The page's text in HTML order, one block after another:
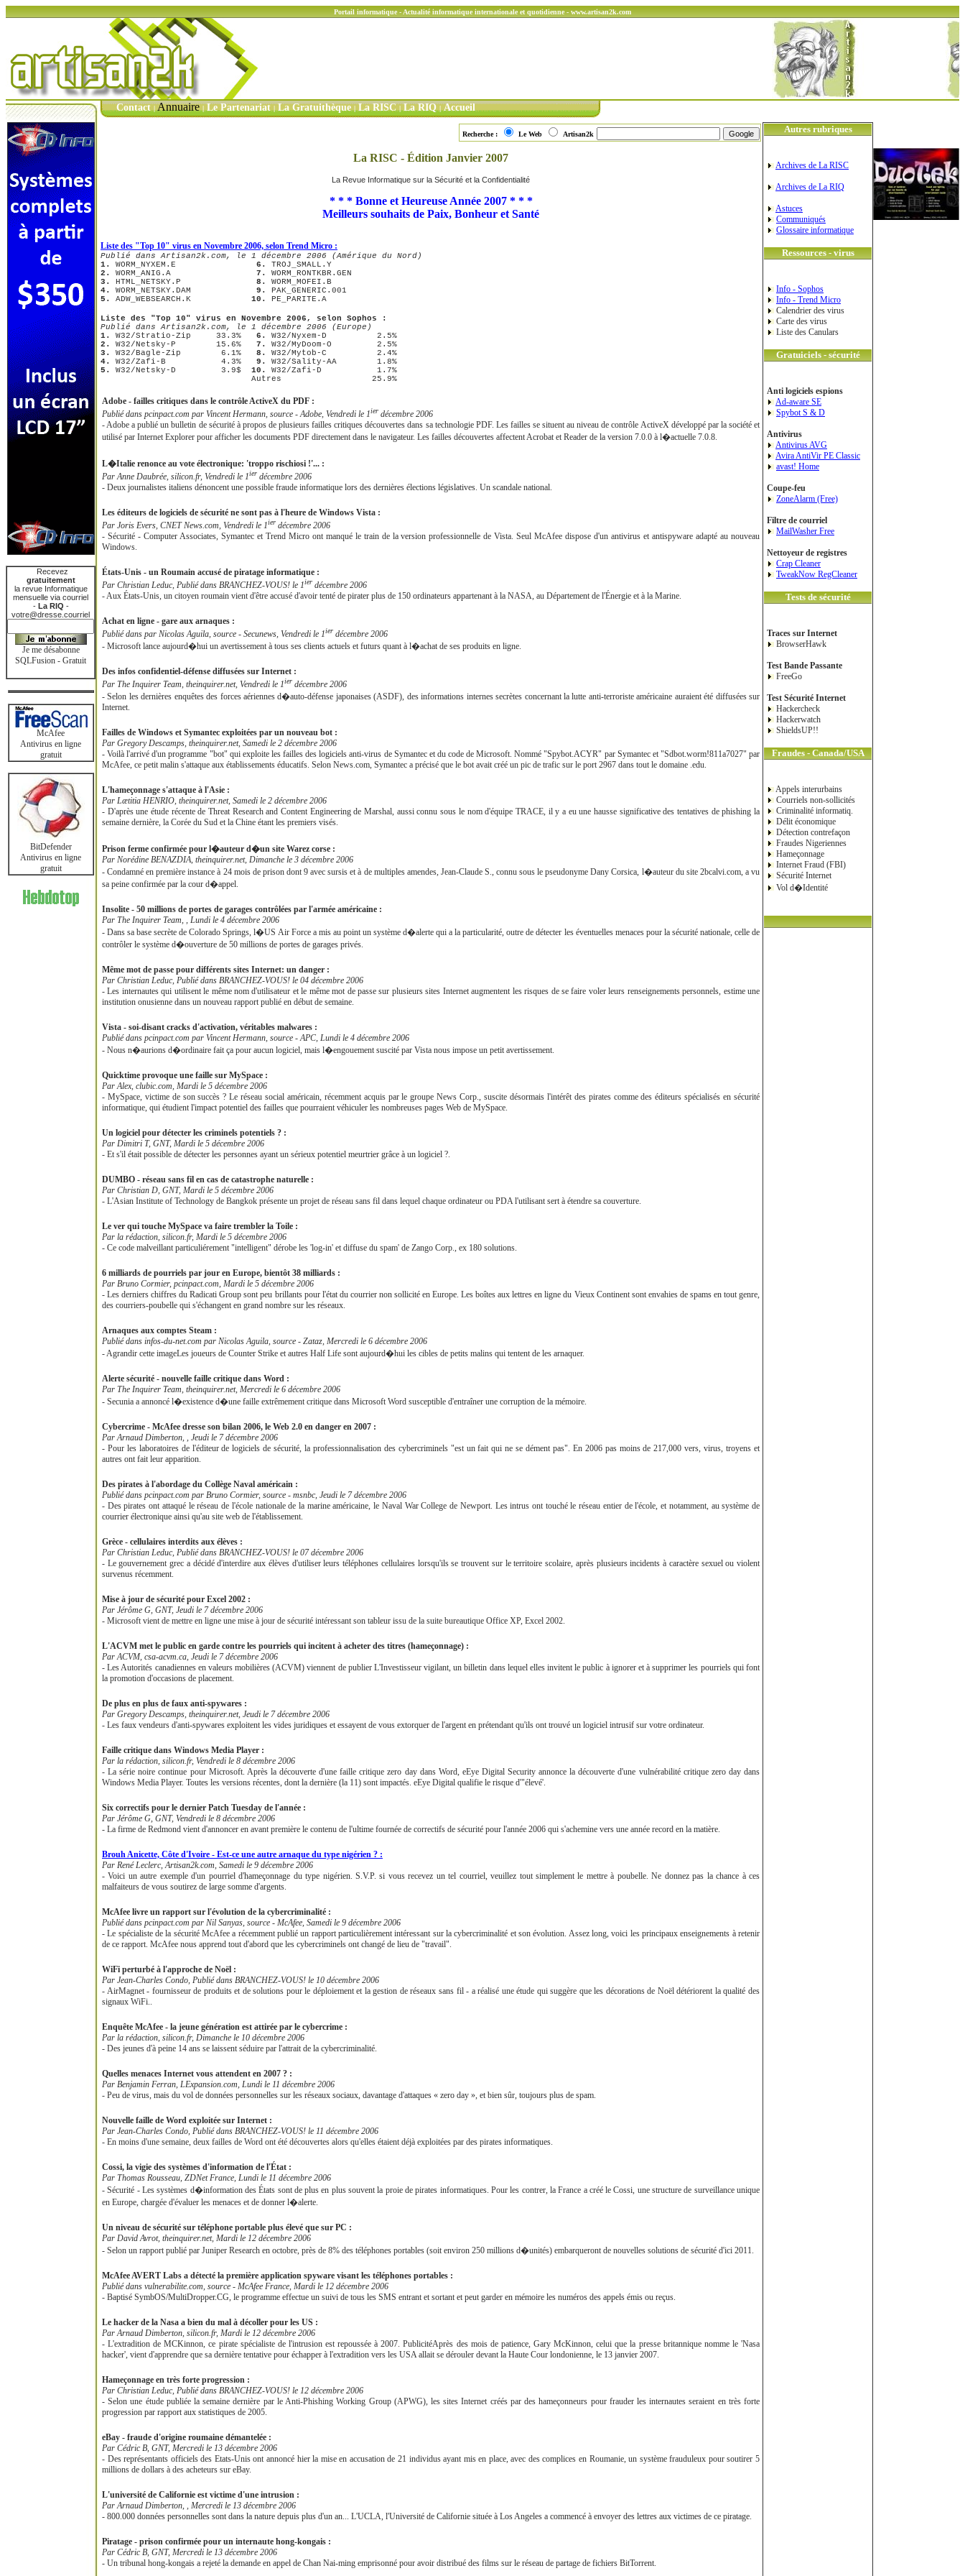
Portail informatique - Actualité informatique internationale et quotidienne - www.artisan2k.com
Contact |Annuaire| Le Partenariat | La Gratuithèque | La RISC | La RIQ | Accueil
Recevez
gratuitement
la revue Informatique
mensuelle via courriel
- La RIQ -
votre@dresse.courriel
Je me désabonne
SQLFusion - Gratuit
McAfee
Antivirus en ligne
gratuit
BitDefender
Antivirus en ligne
gratuit
Recherche : Le Web Artisan2k
La RISC - Édition Janvier 2007
La Revue Informatique sur la Sécurité et la Confidentialité
* * * Bonne et Heureuse Année 2007 * * *
Meilleurs souhaits de Paix, Bonheur et Santé
Liste des "Top 10" virus en Novembre 2006, selon Trend Micro :
Publié dans Artisan2k.com, le 1 décembre 2006 (Amérique du Nord)
1.
WORM_NYXEM.E 6.
2.
WORM_ANIG.A 7.
3.
HTML_NETSKY.P 8.
4.
WORM_NETSKY.DAM 9.
5.
ADW_WEBSEARCH.K 10. PE_PARITE.A
Liste des "Top 10" virus en Novembre 2006, selon Sophos :
Publié dans Artisan2k.com, le 1 décembre 2006 (Europe)
1.
W32/Stratio-Zip     33.3% 6.
2.
W32/Netsky-P        15.6% 7.
3.
W32/Bagle-Zip        6.1% 8.
4.
W32/Zafi-B           4.3% 9.
5.
W32/Netsky-D         3.9$ 10.
W32/Zafi-D           1.7%
                              Autres                  25.9%
Adobe - failles critiques dans le contrôle ActiveX du PDF :
Publié dans pcinpact.com par Vincent Hermann, source - Adobe, Vendredi le 1ier décembre 2006
- Adobe a publié un bulletin de sécurité à propos de plusieurs failles critiques découvertes dans sa technologie PDF. Les failles se situent au niveau de contrôle ActiveX développé par la société et
utilisé par Internet Explorer pour afficher les documents PDF directement dans le navigateur. Les failles découvertes affectent Acrobat et Reader de la version 7.0.0 à l�actuelle 7.0.8.
L�Italie renonce au vote électronique: 'troppo rischiosi !'... :
Par Anne Daubrée, silicon.fr, Vendredi le 1ier décembre 2006
- Deux journalistes italiens dénoncent une possible fraude informatique lors des dernières élections législatives. Un scandale national.
Les éditeurs de logiciels de sécurité ne sont pas à l'heure de Windows Vista :
Par Joris Evers, CNET News.com, Vendredi le 1ier décembre 2006
- Sécurité - Computer Associates, Symantec et Trend Micro ont manqué le train de la version professionnelle de Vista. Seul McAfee dispose d'un antivirus et antispyware adapté au nouveau
Windows.
États-Unis - un Roumain accusé de piratage informatique :
Par Christian Leduc, Publié dans BRANCHEZ-VOUS! le 1ier décembre 2006
- Aux États-Unis, un citoyen roumain vient d'être accusé d'avoir tenté de pirater plus de 150 ordinateurs appartenant à la NASA, au Département de l'Énergie et à la Marine.
Achat en ligne - gare aux arnaques :
Publié dans par Nicolas Aguila, source - Secunews, Vendredi le 1ier décembre 2006
- Microsoft lance aujourd�hui un avertissement à tous ses clients actuels et futurs quant à l�achat de ses produits en ligne.
Des infos confidentiel-défense diffusées sur Internet :
Par The Inquirer Team, theinquirer.net, Vendredi le 1ier décembre 2006
- Selon les dernières enquêtes des forces aériennes d�auto-défense japonaises (ASDF), des informations internes secrètes concernant la lutte anti-terroriste américaine auraient été diffusées sur
Internet.
Failles de Windows et Symantec exploitées par un nouveau bot :
Par Gregory Descamps, theinquirer.net, Samedi le 2 décembre 2006
- Voilà l'arrivé d'un programme "bot" qui exploite les failles des logiciels anti-virus de Symantec et du code de Microsoft. Nommé "Spybot.ACYR" par Symantec et "Sdbot.worm!811a7027" par
McAfee, ce petit malin s'attaque aux établissements éducatifs. Selon News.com, Symantec a précisé que le bot avait créé un pic de trafic sur le port 2967 dans tout le domaine .edu.
L'hameçonnage s'attaque à l'Asie :
Par Lætitia HENRIO, theinquirer.net, Samedi le 2 décembre 2006
- D'après une étude récente de Threat Research and Content Engineering de Marshal, aussi connu sous le nom d'équipe TRACE, il y a eu une hausse significative des tentatives de phishing la
semaine dernière, la Corée du Sud et la Chine étant les premiers visés.
Prison ferme confirmée pour l�auteur d�un site Warez corse :
Par Norédine BENAZDIA, theinquirer.net, Dimanche le 3 décembre 2006
- Condamné en première instance à 24 mois de prison dont 9 avec sursis et à de multiples amendes, Jean-Claude S., connu sous le pseudonyme Dany Corsica, l�auteur du site 2bcalvi.com, a vu
sa peine confirmée par la cour d�appel.
Insolite - 50 millions de portes de garages contrôlées par l'armée américaine :
Par The Inquirer Team, , Lundi le 4 décembre 2006
- Dans sa base secrète de Colorado Springs, l�US Air Force a mis au point un système d�alerte qui a la particularité, outre de détecter les éventuelles menaces pour la sécurité nationale, celle de
contrôler le système d�ouverture de 50 millions de portes de garages privés.
Même mot de passe pour différents sites Internet: un danger :
Par Christian Leduc, Publié dans BRANCHEZ-VOUS! le 04 décembre 2006
- Les internautes qui utilisent le même nom d'utilisateur et le même mot de passe sur plusieurs sites Internet augmentent les risques de se faire voler leurs renseignements personnels, estime une
institution onusienne dans un nouveau rapport publié en début de semaine.
Vista - soi-disant cracks d'activation, véritables malwares :
Publié dans pcinpact.com par Vincent Hermann, source - APC, Lundi le 4 décembre 2006
- Nous n�aurions d�ordinaire fait ça pour aucun logiciel, mais l�engouement suscité par Vista nous impose un petit avertissement.
Quicktime provoque une faille sur MySpace :
Par Alex, clubic.com, Mardi le 5 décembre 2006
- MySpace, victime de son succès ? Le réseau social américain, récemment acquis par le groupe News Corp., suscite désormais l'intérêt des pirates comme des éditeurs spécialisés en sécurité
informatique, qui étudient l'impact potentiel des failles que pourraient véhiculer les nombreuses pages Web de MySpace.
Un logiciel pour détecter les criminels potentiels ? :
Par Dimitri T, GNT, Mardi le 5 décembre 2006
- Et s'il était possible de détecter les personnes ayant un sérieux potentiel meurtrier grâce à un logiciel ?.
DUMBO - réseau sans fil en cas de catastrophe naturelle :
Par Christian D, GNT, Mardi le 5 décembre 2006
- L'Asian Institute of Technology de Bangkok présente un projet de réseau sans fil dans lequel chaque ordinateur ou PDA l'utilisant sert à étendre sa couverture.
Le ver qui touche MySpace va faire trembler la Toile :
Par la rédaction, silicon.fr, Mardi le 5 décembre 2006
- Ce code malveillant particuliérement "intelligent" dérobe les 'log-in' et diffuse du spam' de Zango Corp., ex 180 solutions.
6 milliards de pourriels par jour en Europe, bientôt 38 milliards :
Par Bruno Cormier, pcinpact.com, Mardi le 5 décembre 2006
- Les derniers chiffres du Radicati Group sont peu brillants pour l'état du courrier non sollicité en Europe. Les boîtes aux lettres en ligne du Vieux Continent sont envahies de spams en tout genre,
des courriers-poubelle qui s'échangent en grand nombre sur les réseaux.
Arnaques aux comptes Steam :
Publié dans infos-du-net.com par Nicolas Aguila, source - Zataz, Mercredi le 6 décembre 2006
- Agrandir cette imageLes joueurs de Counter Strike et autres Half Life sont aujourd�hui les cibles de petits malins qui tentent de les arnaquer.
Alerte sécurité - nouvelle faille critique dans Word :
Par The Inquirer Team, theinquirer.net, Mercredi le 6 décembre 2006
- Secunia a annoncé l�existence d�une faille extrêmement critique dans Microsoft Word susceptible d'entraîner une corruption de la mémoire.
Cybercrime - McAfee dresse son bilan 2006, le Web 2.0 en danger en 2007 :
Par Arnaud Dimberton, , Jeudi le 7 décembre 2006
- Pour les laboratoires de l'éditeur de logiciels de sécurité, la professionnalisation des cybercriminels "est un fait qui ne se dément pas". En 2006 pas moins de 217,000 vers, virus, troyens et
autres ont fait leur apparition.
Des pirates à l'abordage du Collège Naval américain :
Publié dans pcinpact.com par Bruno Cormier, source - msnbc, Jeudi le 7 décembre 2006
- Des pirates ont attaqué le réseau de l'école nationale de la marine américaine, le Naval War College de Newport. Les intrus ont touché le réseau entier de l'école, et notamment, au système de
courrier électronique ainsi qu'au site web de l'établissement.
Grèce - cellulaires interdits aux élèves :
Par Christian Leduc, Publié dans BRANCHEZ-VOUS! le 07 décembre 2006
- Le gouvernement grec a décidé d'interdire aux élèves d'utiliser leurs téléphones cellulaires lorsqu'ils se trouvent sur le territoire scolaire, après plusieurs incidents à caractère sexuel ou violent
survenus récemment.
Mise à jour de sécurité pour Excel 2002 :
Par Jérôme G, GNT, Jeudi le 7 décembre 2006
- Microsoft vient de mettre en ligne une mise à jour de sécurité intéressant son tableur issu de la suite bureautique Office XP, Excel 2002.
L'ACVM met le public en garde contre les pourriels qui incitent à acheter des titres (hameçonnage) :
Par ACVM, csa-acvm.ca, Jeudi le 7 décembre 2006
- Les Autorités canadiennes en valeurs mobilières (ACVM) viennent de publier L'Investisseur vigilant, un billetin dans lequel elles invitent le public à ignorer et à supprimer les pourriels qui font
la promotion d'occasions de placement.
De plus en plus de faux anti-spywares :
Par Gregory Descamps, theinquirer.net, Jeudi le 7 décembre 2006
- Les faux vendeurs d'anti-spywares exploitent les vides juridiques et essayent de vous extorquer de l'argent en prétendant qu'ils ont trouvé un logiciel intrusif sur votre ordinateur.
Faille critique dans Windows Media Player :
Par la rédaction, silicon.fr, Vendredi le 8 décembre 2006
- La série noire continue pour Microsoft. Après la découverte d'une faille critique zero day dans Word, eEye Digital Security annonce la découverte d'une vulnérabilité critique zero day dans
Windows Media Player. Toutes les versions récentes, dont la dernière (la 11) sont impactés. eEye Digital qualifie le risque d'"élevé'.
Six correctifs pour le dernier Patch Tuesday de l'année :
Par Jérôme G, GNT, Vendredi le 8 décembre 2006
- La firme de Redmond vient d'annoncer en avant première le contenu de l'ultime fournée de correctifs de sécurité pour l'année 2006 qui s'achemine vers une année record en la matière.
Brouh Anicette, Côte d'Ivoire - Est-ce une autre arnaque du type nigérien ? :
Par René Leclerc, Artisan2k.com, Samedi le 9 décembre 2006
- Voici un autre exemple d'un pourriel d'hameçonnage du type nigérien. S.V.P. si vous recevez un tel courriel, veuillez tout simplement le mettre à poubelle. Ne donnez pas la chance à ces
malfaiteurs de vous soutirez de large somme d'argents.
McAfee livre un rapport sur l'évolution de la cybercriminalité :
Publié dans pcinpact.com par Nil Sanyas, source - McAfee, Samedi le 9 décembre 2006
- Le spécialiste de la sécurité McAfee a récemment publié un rapport particulièrement intéressant sur la cybercriminalité et son évolution. Assez long, voici les principaux enseignements à retenir
de ce rapport. McAfee nous apprend tout d'abord que les cybercriminels ont changé de lieu de "travail".
WiFi perturbé à l'approche de Noël :
Par Jean-Charles Condo, Publié dans BRANCHEZ-VOUS! le 10 décembre 2006
- AirMagnet - fournisseur de produits et de solutions pour le déploiement et la gestion de réseaux sans fil - a réalisé une étude qui suggère que les décorations de Noël détériorent la qualité des
signaux WiFi..
Enquête McAfee - la jeune génération est attirée par le cybercrime :
Par la rédaction, silicon.fr, Dimanche le 10 décembre 2006
- Des jeunes d'à peine 14 ans se laissent séduire par l'attrait de la cybercriminalité.
Quelles menaces Internet vous attendent en 2007 ? :
Par Benjamin Ferran, LExpansion.com, Lundi le 11 décembre 2006
- Peu de virus, mais du vol de données personnelles sur les réseaux sociaux, davantage d'attaques « zero day », et bien sûr, toujours plus de spam.
Nouvelle faille de Word exploitée sur Internet :
Par Jean-Charles Condo, Publié dans BRANCHEZ-VOUS! le 11 décembre 2006
- En moins d'une semaine, deux failles de Word ont été découvertes alors qu'elles étaient déjà exploitées par des pirates informatiques.
Cossi, la vigie des systèmes d'information de l'État :
Par Thomas Rousseau, ZDNet France, Lundi le 11 décembre 2006
- Sécurité - Les systèmes d�information des États sont de plus en plus souvent la proie de pirates informatiques. Pour les contrer, la France a créé le Cossi, une structure de surveillance unique
en Europe, chargée d'évaluer les menaces et de donner l�alerte.
Un niveau de sécurité sur téléphone portable plus élevé que sur PC :
Par David Avrot, theinquirer.net, Mardi le 12 décembre 2006
- Selon un rapport publié par Juniper Research en octobre, près de 8% des téléphones portables (soit environ 250 millions d�unités) embarqueront de nouvelles solutions de sécurité d'ici 2011.
McAfee AVERT Labs a détecté la première application spyware visant les téléphones portables :
Publié dans vulnerabilite.com, source - McAfee France, Mardi le 12 décembre 2006
- Baptisé SymbOS/MultiDropper.CG, le programme effectue un suivi de tous les SMS entrant et sortant et peut garder en mémoire les numéros des appels émis ou reçus.
Le hacker de la Nasa a bien du mal à décoller pour les US :
Par Arnaud Dimberton, silicon.fr, Mardi le 12 décembre 2006
- L'extradition de MCKinnon, ce pirate spécialiste de l'intrusion est repoussée à 2007. PublicitéAprès des mois de patience, Gary McKinnon, celui que la presse britannique nomme le 'Nasa
hacker', vient d'apprendre que sa dernière tentative pour échapper à l'extradition vers les USA allait se dérouler devant la Haute Cour londonienne, le 13 janvier 2007.
Hameçonnage en très forte progression :
Par Christian Leduc, Publié dans BRANCHEZ-VOUS! le 12 décembre 2006
- Selon une étude publiée la semaine dernière par le Anti-Phishing Working Group (APWG), les sites Internet créés par des hameçonneurs pour frauder les internautes seraient en très forte
progression par rapport aux statistiques de 2005.
eBay - fraude d'origine roumaine démantelée :
Par Cédric B, GNT, Mercredi le 13 décembre 2006
- Des représentants officiels des Etats-Unis ont annoncé hier la mise en accusation de 21 individus ayant mis en place, avec des complices en Roumanie, un système frauduleux pour soutirer 5
millions de dollars à des acheteurs sur eBay.
L'université de Californie est victime d'une intrusion :
Par Arnaud Dimberton, , Mercredi le 13 décembre 2006
- 800.000 données personnelles sont dans la nature depuis plus d'un an... L'UCLA, l'Université de Californie située à Los Angeles a commencé à envoyer des lettres aux victimes de ce piratage.
Piratage - prison confirmée pour un internaute hong-kongais :
Par Cédric B, GNT, Mercredi le 13 décembre 2006
- Un tribunal hong-kongais a rejeté la demande en appel de Chan Nai-ming emprisonné pour avoir distribué des films sur le réseau de partage de fichiers BitTorrent.
Autres rubriques
Archives de La RISC
Archives de La RIQ
Astuces
Communiqués
Glossaire informatique
Ressources - virus
Info - Sophos
Info - Trend Micro
Calendrier des virus
Carte des virus
Liste des Canulars
Gratuiciels - sécurité
Anti logiciels espions
Ad-aware SE
Spybot S & D
Antivirus
Antivirus AVG
Avira AntiVir PE Classic
avast! Home
Coupe-feu
ZoneAlarm (Free)
Filtre de courriel
MailWasher Free
Nettoyeur de registres
Crap Cleaner
TweakNow RegCleaner
Tests de sécurité
Traces sur Internet
BrowserHawk
Test Bande Passante
FreeGo
Test Sécurité Internet
Hackercheck
Hackerwatch
ShieldsUP!!
Fraudes - Canada/USA
Appels interurbains
Courriels non-sollicités
Criminalité informatiq.
Délit économique
Détection contrefaçon
Fraudes Nigeriennes
Hameçonnage
Internet Fraud (FBI)
Sécurité Internet
Vol d�Identité